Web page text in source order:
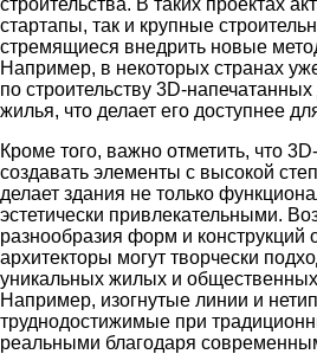
строительства. В таких проектах
стартапы, так и крупные
стремящиеся внедрить новые
Например, в некоторых странах
по строительству 3D-
жилья, что делает его доступнее
Кроме того, важно отметить, что
создавать элементы с высокой
делает здания не только
эстетически привлекательными.
разнообразия форм и конструкций
архитекторы могут творчески
уникальных жилых и общественных
Например, изогнутые линии и
труднодостижимые при
реальными благодаря